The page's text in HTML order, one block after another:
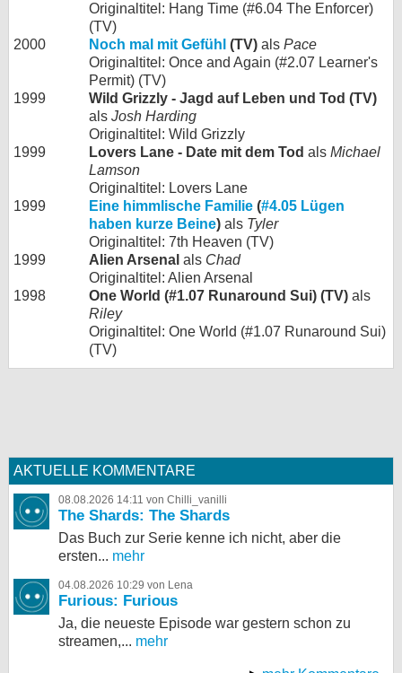
Originaltitel: Hang Time (#6.04 The Enforcer)
(TV)
2000
Noch mal mit Gefühl (TV) als Pace
Originaltitel: Once and Again (#2.07 Learner's
Permit) (TV)
1999
Wild Grizzly - Jagd auf Leben und Tod (TV)
als Josh Harding
Originaltitel: Wild Grizzly
1999
Lovers Lane - Date mit dem Tod als Michael
Lamson
Originaltitel: Lovers Lane
1999
Eine himmlische Familie (#4.05 Lügen
haben kurze Beine) als Tyler
Originaltitel: 7th Heaven (TV)
1999
Alien Arsenal als Chad
Originaltitel: Alien Arsenal
1998
One World (#1.07 Runaround Sui) (TV) als
Riley
Originaltitel: One World (#1.07 Runaround Sui)
(TV)
AKTUELLE KOMMENTARE
08.08.2026 14:11 von Chilli_vanilli
The Shards: The Shards
Das Buch zur Serie kenne ich nicht, aber die
ersten... mehr
04.08.2026 10:29 von Lena
Furious: Furious
Ja, die neueste Episode war gestern schon zu
streamen,... mehr